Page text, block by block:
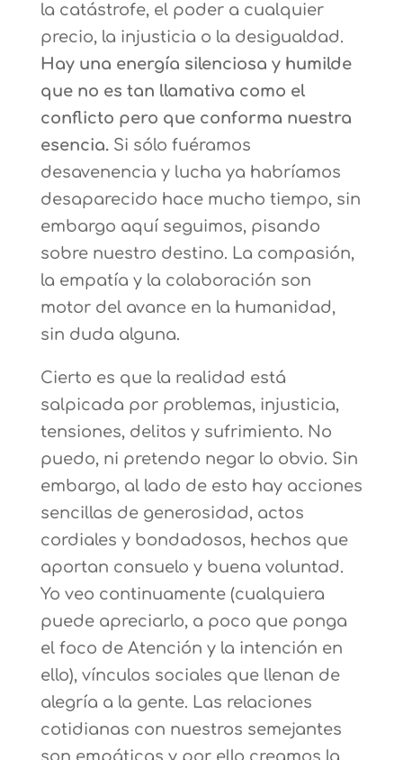
la catástrofe, el poder a cualquier
precio, la injusticia o la desigualdad.
Hay una energía silenciosa y humilde
que no es tan llamativa como el
conflicto pero que conforma nuestra
esencia.Si sólo fuéramos
desavenencia y lucha ya habríamos
desaparecido hace mucho tiempo, sin
embargo aquí seguimos, pisando
sobre nuestro destino. La compasión,
la empatía y la colaboración son
motor del avance en la humanidad,
sin duda alguna.
Cierto es que la realidad está
salpicada por problemas, injusticia,
tensiones, delitos y sufrimiento. No
puedo, ni pretendo negar lo obvio. Sin
embargo, al lado de esto hay acciones
sencillas de generosidad, actos
cordiales y bondadosos, hechos que
aportan consuelo y buena voluntad.
Yo veo continuamente (cualquiera
puede apreciarlo, a poco que ponga
el foco de Atención y la intención en
ello), vínculos sociales que llenan de
alegría a la gente. Las relaciones
cotidianas con nuestros semejantes